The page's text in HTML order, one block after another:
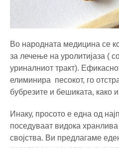
Во народната медицина се
за лечење на уролитијаза (
уриналниот тракт).
елиминира песокот, го
бубрезите и бешиката, како
Инаку, просото е една од
поседуваат видока
својства. Ви предлагаме